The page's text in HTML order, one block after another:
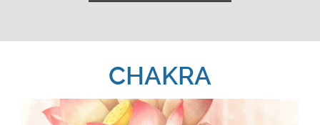
CHAKRA